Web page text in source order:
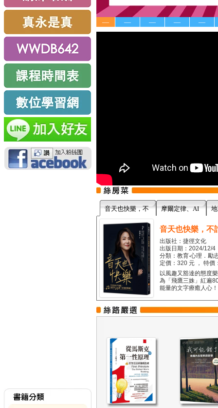
— — — — —
音天也快樂，不 摩爾定律、AI
音天也快樂，不
出版社：捷徑文化
出版日期：2024/12/4
分類：教育‧心理．勵
定價：320 元 ， 特價
以風趣又豁達的態度
為「飛鷹三姝」紅遍
能量的文字療癒人心